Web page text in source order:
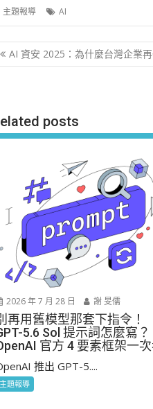
主題報導 AI
文 AI 資安 2025：為什麼台灣企業
posts
2026 年 7 月 28 日 謝 旻儒
再用舊模型那套下指令！
5.6 Sol 提示詞怎麼寫？
官方 4 要素框架一
推出 GPT-5....
主題報導